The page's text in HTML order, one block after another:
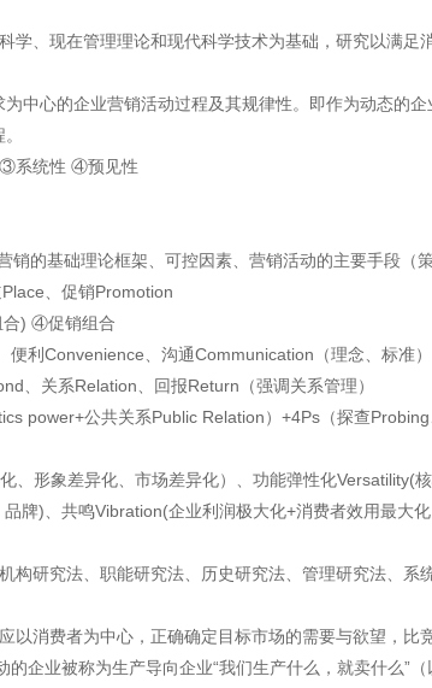
学、现在管理理论和现代科学技术为基础，研究以满足
中心的企业营销活动过程及其规律性。即作为动态的
系统性 ④预见性
的基础理论框架、可控因素、营销活动的主要手段（策
、促销Promotion
) ④促销组合
利Convenience、沟通Communication（理念、标准）
、关系Relation、回报Return（强调关系管理）
power+公共关系Public Relation）+4Ps（探查
、形象差异化、市场差异化）、功能弹性化Versatility(
牌)、共鸣Vibration(企业利润极大化+消费者效用最大
构研究法、职能研究法、历史研究法、管理研究法、系
以消费者为中心，正确确定目标市场的需要与欲望，比
企业被称为生产导向企业“我们生产什么，就卖什么”（